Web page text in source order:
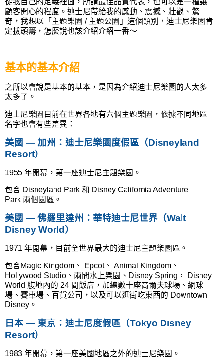
顧客開心的程度。迪士尼帶給我的感動、震撼、壯觀、驚
奇，我想以「主題樂園 / 主題公園」這個類別，迪士尼樂園肯
定拔頭籌，怎麼說也該介紹介紹一番～
基本的基本介紹
之所以會說是基本的基本，是因為介紹迪士尼樂園的人太多
太多了。
迪士尼樂園目前在世界各地有六個主題樂園，依據不同地區
名字也會有些差異：
美國 — 加州：迪士尼樂園度假區（Disneyland
Resort）
1955 年開幕，第一座迪士尼主題樂園。
包含 Disneyland Park 和 Disney California Adventure
Park 兩個園區 。
美國 — 佛羅里達州：華特迪士尼世界（Walt
Disney World）
1971 年開幕，目前全世界最大的迪士尼主題樂園區。
包含Magic Kingdom、 Epcot、 Animal Kingdom、
Hollywood Studio、兩間水上樂園、Disney Spring， Disney
World 腹地內的 24 間飯店，加總數十座高爾夫球場、網球
場、賽車場、百貨公司，以及可以逛街吃東西的 Downtown
Disney。
日本 — 東京：迪士尼度假區（Tokyo Disney
Resort）
1983 年開幕，第一座美國地區之外的迪士尼樂園。